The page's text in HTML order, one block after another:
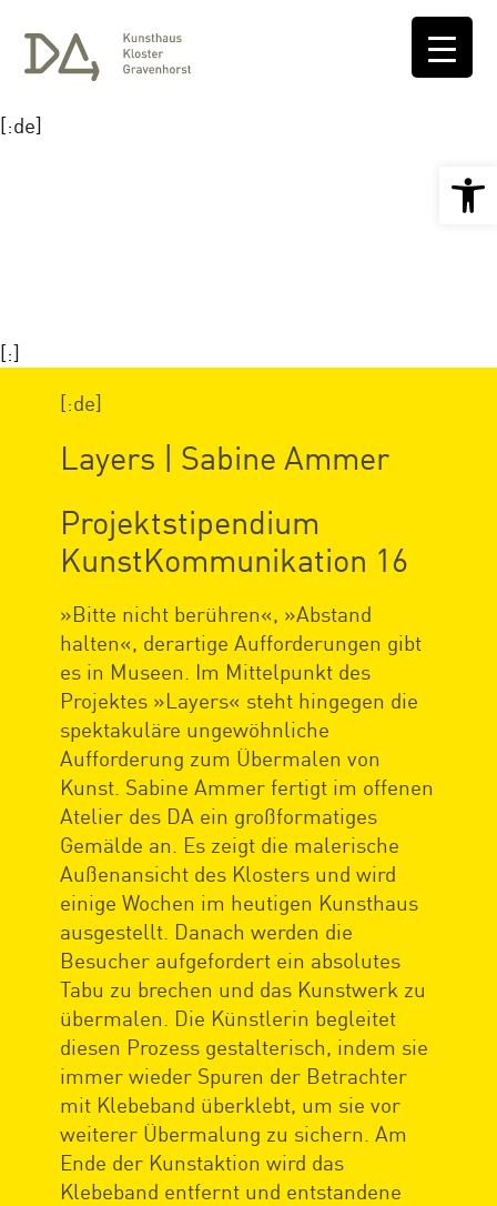
[:de]
[:]
[:de]
Layers | Sabine Ammer
Projektstipendium
KunstKommunikation 16
»Bitte nicht berühren«, »Abstand
halten«, derartige Aufforderungen gibt
es in Museen. Im Mittelpunkt des
Projektes »Layers« steht hingegen die
spektakuläre ungewöhnliche
Aufforderung zum Übermalen von
Kunst. Sabine Ammer fertigt im offenen
Atelier des DA ein großformatiges
Gemälde an. Es zeigt die malerische
Außenansicht des Klosters und wird
einige Wochen im heutigen Kunsthaus
ausgestellt. Danach werden die
Besucher aufgefordert ein absolutes
Tabu zu brechen und das Kunstwerk zu
übermalen. Die Künstlerin begleitet
diesen Prozess gestalterisch, indem sie
immer wieder Spuren der Betrachter
mit Klebeband überklebt, um sie vor
weiterer Übermalung zu sichern. Am
Ende der Kunstaktion wird das
Klebeband entfernt und entstandene